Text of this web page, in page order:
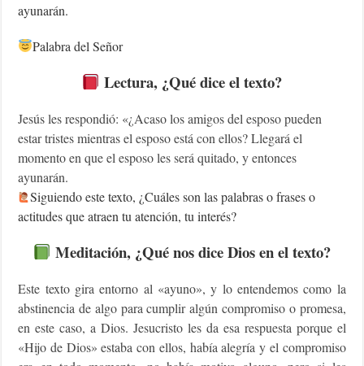
ayunarán.
Palabra del Señor
Lectura, ¿Qué dice el texto?
Jesús les respondió: «¿Acaso los amigos del esposo pueden
estar tristes mientras el esposo está con ellos? Llegará el
momento en que el esposo les será quitado, y entonces
ayunarán.
Siguiendo este texto, ¿Cuáles son las palabras o frases o
actitudes que atraen tu atención, tu interés?
Meditación, ¿Qué nos dice Dios en el texto?
Este texto gira entorno al «ayuno», y lo entendemos como la
abstinencia de algo para cumplir algún compromiso o promesa,
en este caso, a Dios. Jesucristo les da esa respuesta porque el
«Hijo de Dios» estaba con ellos, había alegría y el compromiso